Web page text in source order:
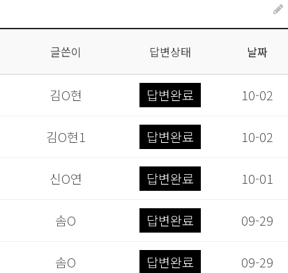
글쓴이 답변상태 날짜
김O현 답변완료 10-02
김O현1 답변완료 10-02
신O연 답변완료 10-01
솜O 답변완료 09-29
솜O 답변완료 09-29